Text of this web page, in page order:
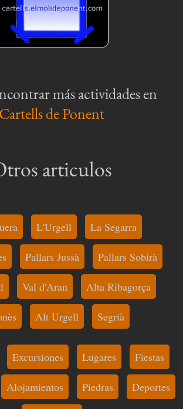
más actividades en
Cartells de Ponent
articulos
L'Urgell La Segarra
Pallars Jussà Pallars Sobirà
Val d'Aran Alta Ribagorça
Alt Urgell Segrià
Excursiones Lugares Fiestas
Alojamientos Piedras Deportes